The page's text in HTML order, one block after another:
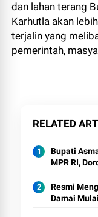
dan lahan terang
Karhutla akan
terjalin yang
pemerintah,
RELATED
Bupati
MPR RI,
Resmi
Damai